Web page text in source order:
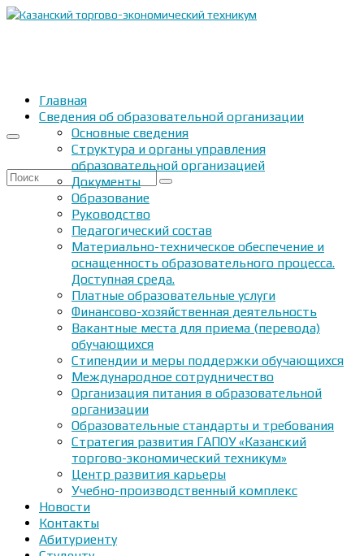
Искать:
Главная
Сведения об образовательной организации
Основные сведения
Структура и органы управления
образовательной организацией
Документы
Образование
Руководство
Педагогический состав
Материально-техническое обеспечение и
оснащенность образовательного процесса.
Доступная среда.
Платные образовательные услуги
Финансово-хозяйственная деятельность
Вакантные места для приема (перевода)
обучающихся
Стипендии и меры поддержки обучающихся
Международное сотрудничество
Организация питания в образовательной
организации
Образовательные стандарты и требования
Стратегия развития ГАПОУ «Казанский
торгово-экономический техникум»
Центр развития карьеры
Учебно-производственный комплекс
Новости
Контакты
Абитуриенту